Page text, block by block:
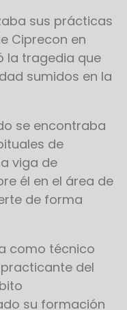
sus prácticas
Ciprecon en
la tragedia que
sumidos en la
se encontraba
de
viga de
él en el área de
de forma
como técnico
del
su formación